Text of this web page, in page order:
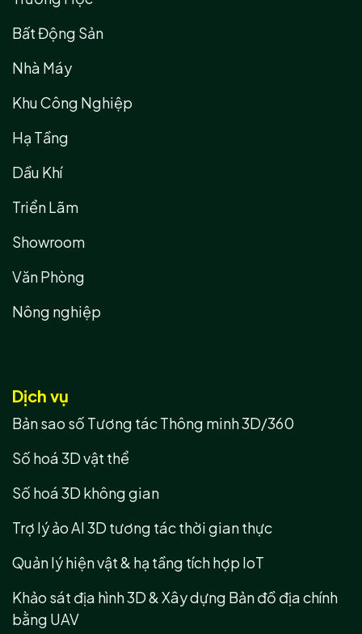
Bất Động Sản
Nhà Máy
Khu Công Nghiệp
Hạ Tầng
Dầu Khí
Triển Lãm
Showroom
Văn Phòng
Nông nghiệp
Dịch vụ
Bản sao số Tương tác Thông minh 3D/360
Số hoá 3D vật thể
Số hoá 3D không gian
Trợ lý ảo AI 3D tương tác thời gian thực
Quản lý hiện vật & hạ tầng tích hợp IoT
Khảo sát địa hình 3D & Xây dựng Bản đồ địa chính
bằng UAV